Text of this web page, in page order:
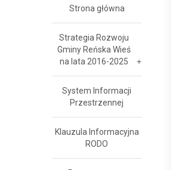
Strona główna
Strategia Rozwoju
Gminy Reńska Wieś
na lata 2016-2025
System Informacji
Przestrzennej
Klauzula Informacyjna
RODO